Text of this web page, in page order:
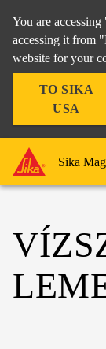
You are
accessing it from
website for your
TO SIKA
USA
Sika